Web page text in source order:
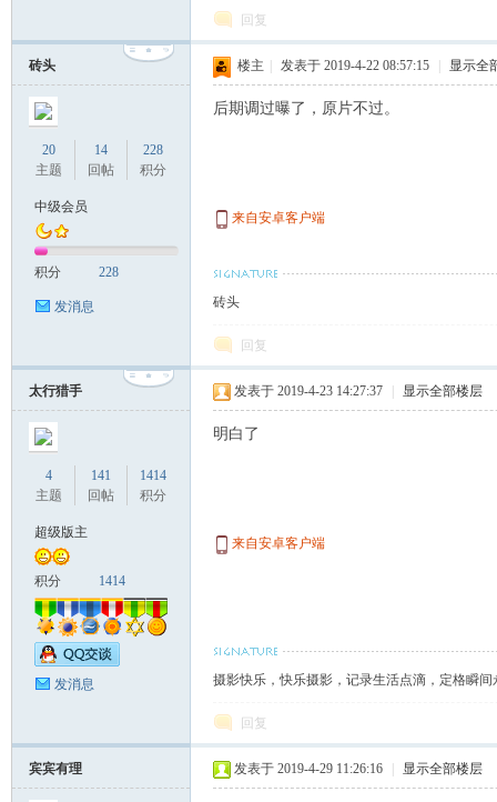
回复
砖头
20
主题
14
回帖
228
积分
中级会员
积分 228
发消息
楼主 发表于 2019-4-22 08:57:15 显示全
后期调过曝了，原片不过。
来自安卓客户端
砖头
回复
太行猎手
4
主题
141
回帖
1414
积分
超级版主
积分 1414
发消息
发表于 2019-4-23 14:27:37 显示全部楼层
明白了
来自安卓客户端
摄影快乐，快乐摄影，记录生活点滴，定格瞬
回复
宾宾有理 发表于 2019-4-29 11:26:16 显示全部楼层